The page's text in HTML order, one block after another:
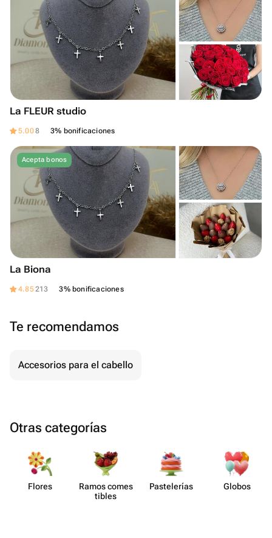
La FLEUR studio
5.008 3% bonificaciones
Acepta bonos
La Biona
4.85213 3% bonificaciones
Te recomendamos
Accesorios para el cabello
Otras categorías
Flores
Ramos comes​
tibles
Paste​lerías Globos